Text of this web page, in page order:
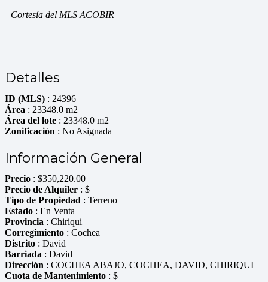
Cortesía del MLS ACOBIR
Detalles
ID (MLS) : 24396
Área : 23348.0 m2
Área del lote : 23348.0 m2
Zonificación : No Asignada
Información General
Precio : $350,220.00
Precio de Alquiler : $
Tipo de Propiedad : Terreno
Estado : En Venta
Provincia : Chiriqui
Corregimiento : Cochea
Distrito : David
Barriada : David
Dirección : COCHEA ABAJO, COCHEA, DAVID, CHIRIQUI
Cuota de Mantenimiento : $